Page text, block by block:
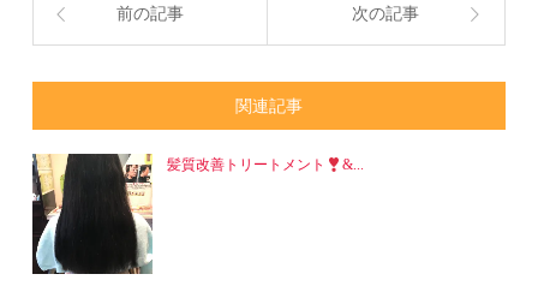
前の記事 次の記事
関連記事
髪質改善トリートメント &...